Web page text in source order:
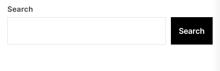
Search
Search